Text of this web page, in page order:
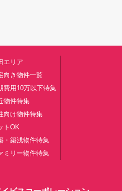
エリア
向き物件一覧
費用10万以下特集
物件特集
向け物件特集
トOK
・築浅物件特集
ミリー物件特集